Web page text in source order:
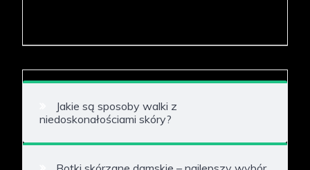
Jakie są sposoby walki z
niedoskonałościami skóry?